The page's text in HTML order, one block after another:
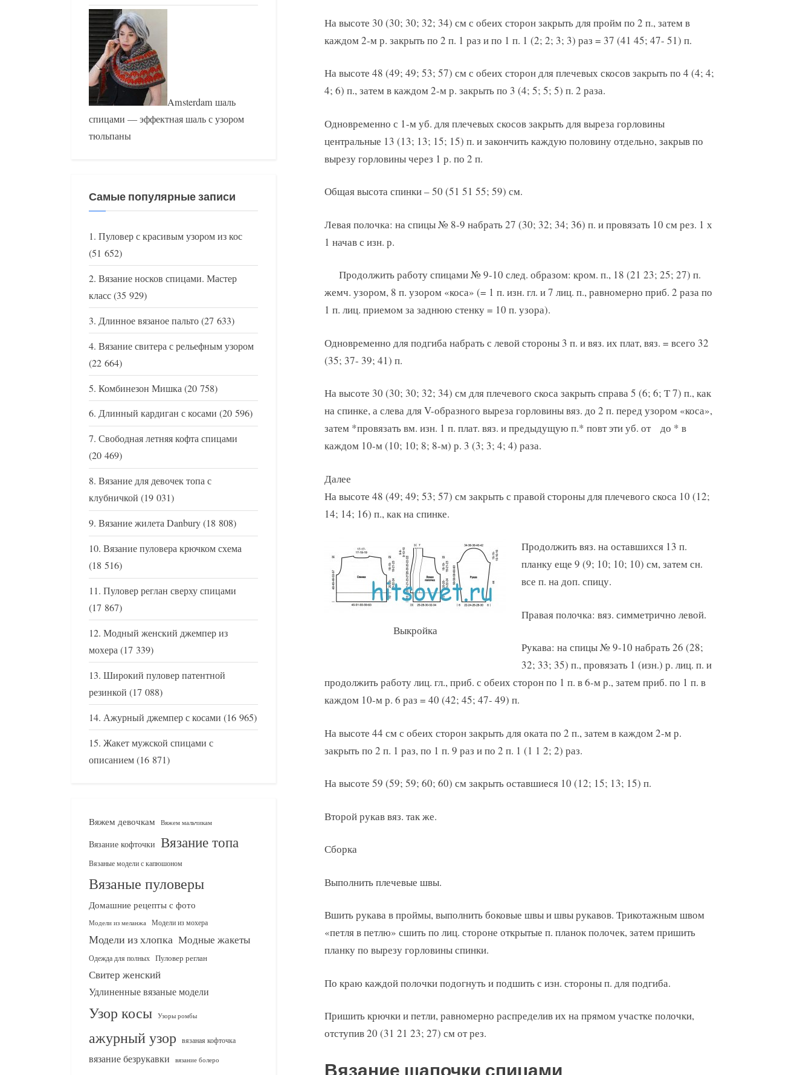
На высоте 30 (30; 30; 32; 34) см с обеих сторон закрыть для пройм по 2 п., затем в
каждом 2-м р. закрыть по 2 п. 1 раз и по 1 п. 1 (2; 2; 3; 3) раз = 37 (41 45; 47- 51) п.
На высоте 48 (49; 49; 53; 57) см с обеих сторон для плечевых скосов закрыть по 4 (4; 4;
4; 6) п., затем в каждом 2-м р. закрыть по 3 (4; 5; 5; 5) п. 2 раза.
Одновременно с 1-м уб. для плечевых скосов закрыть для выреза горловины
центральные 13 (13; 13; 15; 15) п. и закончить каждую половину отдельно, закрыв по
вырезу горловины через 1 р. по 2 п.
Общая высота спинки – 50 (51 51 55; 59) см.
Левая полочка: на спицы № 8-9 набрать 27 (30; 32; 34; 36) п. и провязать 10 см рез. 1 х
1 начав с изн. р.
Продолжить работу спицами № 9-10 след. образом: кром. п., 18 (21 23; 25; 27) п.
жемч. узором, 8 п. узором «коса» (= 1 п. изн. гл. и 7 лиц. п., равномерно приб. 2 раза по
1 п. лиц. приемом за заднюю стенку = 10 п. узора).
Одновременно для подгиба набрать с левой стороны 3 п. и вяз. их плат, вяз. = всего 32
(35; 37- 39; 41) п.
На высоте 30 (30; 30; 32; 34) см для плечевого скоса закрыть справа 5 (6; 6; Т 7) п., как
на спинке, а слева для V-образного выреза горловины вяз. до 2 п. перед узором «коса»,
затем *провязать вм. изн. 1 п. плат. вяз. и предыдущую п.* повт эти уб. от до * в
каждом 10-м (10; 10; 8; 8-м) р. 3 (3; 3; 4; 4) раза.
Далее
На высоте 48 (49; 49; 53; 57) см закрыть с правой стороны для плечевого скоса 10 (12;
14; 14; 16) п., как на спинке.
Выкройка
Продолжить вяз. на оставшихся 13 п.
планку еще 9 (9; 10; 10; 10) см, затем сн.
все п. на доп. спицу.
Правая полочка: вяз. симметрично левой.
Рукава: на спицы № 9-10 набрать 26 (28;
32; 33; 35) п., провязать 1 (изн.) р. лиц. п. и
продолжить работу лиц. гл., приб. с обеих сторон по 1 п. в 6-м р., затем приб. по 1 п. в
каждом 10-м р. 6 раз = 40 (42; 45; 47- 49) п.
На высоте 44 см с обеих сторон закрыть для оката по 2 п., затем в каждом 2-м р.
закрыть по 2 п. 1 раз, по 1 п. 9 раз и по 2 п. 1 (1 1 2; 2) раз.
На высоте 59 (59; 59; 60; 60) см закрыть оставшиеся 10 (12; 15; 13; 15) п.
Второй рукав вяз. так же.
Сборка
Выполнить плечевые швы.
Вшить рукава в проймы, выполнить боковые швы и швы рукавов. Трикотажным швом
«петля в петлю» сшить по лиц. стороне открытые п. планок полочек, затем пришить
планку по вырезу горловины спинки.
По краю каждой полочки подогнуть и подшить с изн. стороны п. для подгиба.
Пришить крючки и петли, равномерно распределив их на прямом участке полочки,
отступив 20 (31 21 23; 27) см от рез.
Amsterdam шаль
спицами — эффектная шаль с узором
тюльпаны
Самые популярные записи
Пуловер с красивым узором из кос
(51 652)
Вязание носков спицами. Мастер
класс(35 929)
Длинное вязаное пальто(27 633)
Вязание свитера с рельефным узором
(22 664)
Комбинезон Мишка(20 758)
Длинный кардиган с косами (20 596)
Свободная летняя кофта спицами
(20 469)
Вязание для девочек топа с
клубничкой (19 031)
Вязание жилета Danbury(18 808)
Вязание пуловера крючком схема
(18 516)
Пуловер реглан сверху спицами
(17 867)
Модный женский джемпер из
мохера(17 339)
Широкий пуловер патентной
резинкой (17 088)
Ажурный джемпер с косами (16 965)
Жакет мужской спицами с
описанием(16 871)
Вяжем девочкам Вяжем мальчикам
Вязание кофточки Вязание топа
Вязаные модели с капюшоном
Вязаные пуловеры
Домашние рецепты с фото
Модели из меланжа Модели из мохера
Модели из хлопка Модные жакеты
Одежда для полных Пуловер реглан
Свитер женский
Удлиненные вязаные модели
Узор косы Узоры ромбы
ажурный узор вязаная кофточка
вязание безрукавки вязание болеро